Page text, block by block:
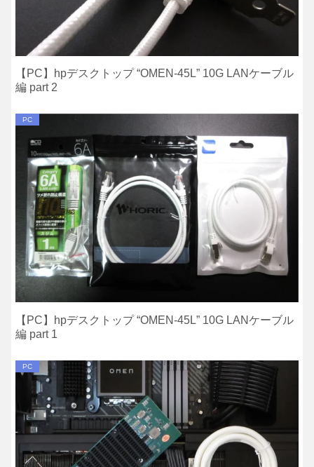
【PC】hpデスクトップ “OMEN-45L” 10G LANケーブル
編 part 2
PC
【PC】hpデスクトップ “OMEN-45L” 10G LANケーブル
編 part 1
PC